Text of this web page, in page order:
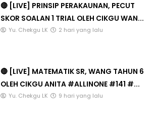
🔴 [LIVE] PRINSIP PERAKAUNAN, PECUT
SKOR SOALAN 1 TRIAL OLEH CIKGU WAN...
Yu. Chekgu LK 2 hari yang lalu
🔴 [LIVE] MATEMATIK SR, WANG TAHUN 6
OLEH CIKGU ANITA #ALLINONE #141 #...
Yu. Chekgu LK 9 hari yang lalu